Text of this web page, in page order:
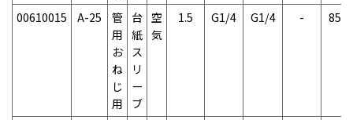
00610015 A-25
管
用
お
ね
じ
用
台
紙
ス
リ
ー
ブ
空
気
1.5 G1/4 G1/4 - 85g